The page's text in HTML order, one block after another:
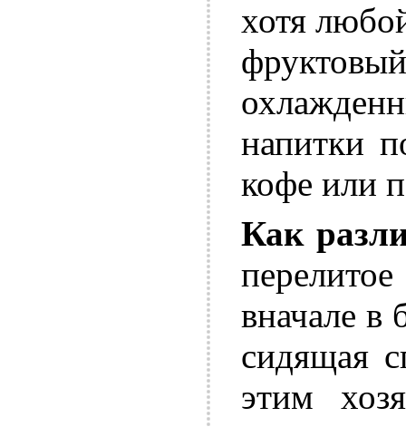
хотя
напитки
кофе или
Как
вначале в
сидящая
этим